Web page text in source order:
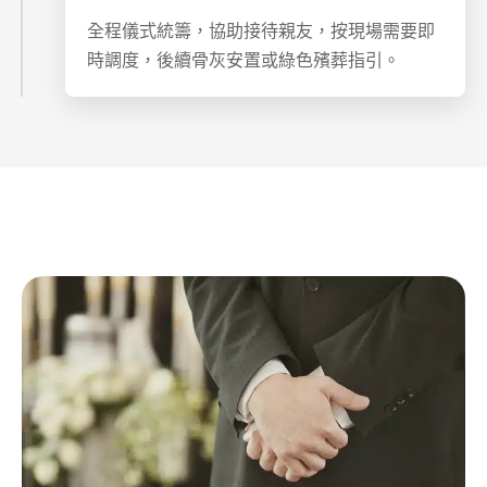
全程儀式統籌，協助接待親友，按現場需要即
時調度，後續骨灰安置或綠色殯葬指引。